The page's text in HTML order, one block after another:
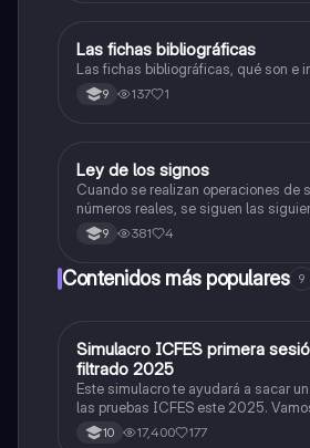
Lengua Castellana
Las fichas bibliográficas
Las fichas bibliográficas, qué son e
9 137 1
Lengua Castellana
Ley de los signos
Cuando se realizan operaciones de
números reales, se siguen las
dos números son positivos (mayor
suman y mantienen su signo «+». Si
mantiene e
9 381 4
Contenidos más populares 9
ICFES: Matemáticas
Simulacro ICFES primera
filtrado 2025
Este simulacro te ayudará a sacar
las pruebas ICFES este 2025.
500/500. Y poder ser admitido en
10 17,400 177